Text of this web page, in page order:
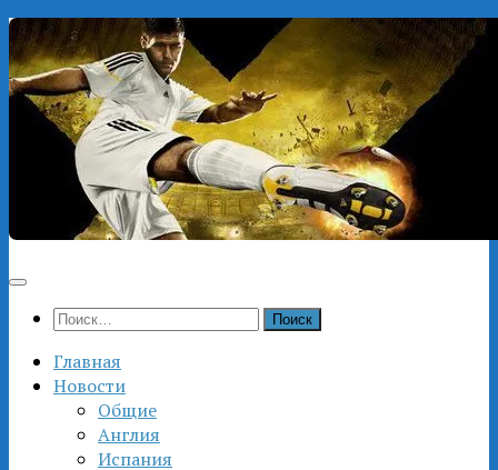
Перейти
к
содержимому
Найти:
Главная
Новости
Общие
Англия
Испания